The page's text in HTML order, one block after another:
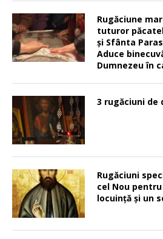
Rugăciune
tuturor
şi Sfânta
Aduce
Dumnezeu în
3 rugăciuni de
Rugăciuni
cel Nou
locuinţă şi un